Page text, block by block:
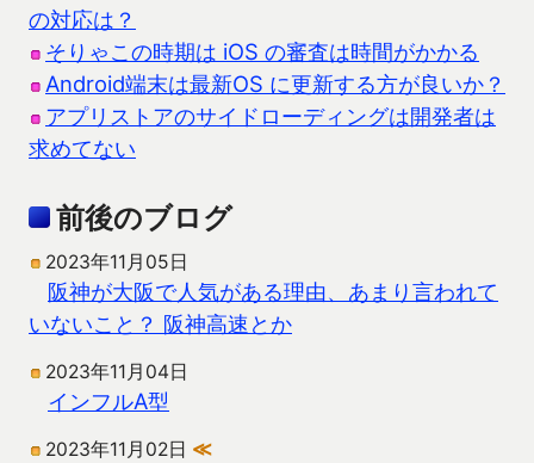
の対応は？
そりゃこの時期は iOS の審査は時間がかかる
Android端末は最新OS に更新する方が良いか？
アプリストアのサイドローディングは開発者は
求めてない
前後のブログ
2023年11月05日
阪神が大阪で人気がある理由、あまり言われて
いないこと？ 阪神高速とか
2023年11月04日
インフルA型
2023年11月02日 ≪